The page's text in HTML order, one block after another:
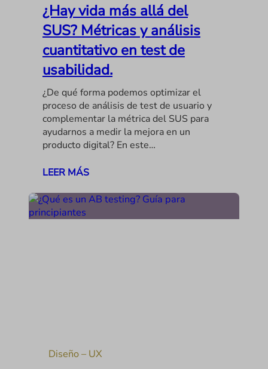
¿Hay vida más allá del
SUS? Métricas y análisis
cuantitativo en test de
usabilidad.
¿De qué forma podemos optimizar el
proceso de análisis de test de usuario y
complementar la métrica del SUS para
ayudarnos a medir la mejora en un
producto digital? En este…
LEER MÁS
Diseño – UX